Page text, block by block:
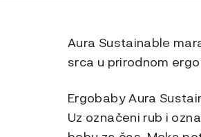
Aura Sustainable
srca u prirodnom
Ergobaby Aura
Uz označeni rub i